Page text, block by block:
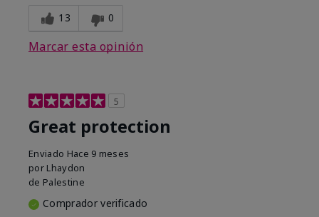
13 0
Marcar esta opinión
5
Great protection
Enviado Hace 9 meses
por Lhaydon
de Palestine
Comprador verificado